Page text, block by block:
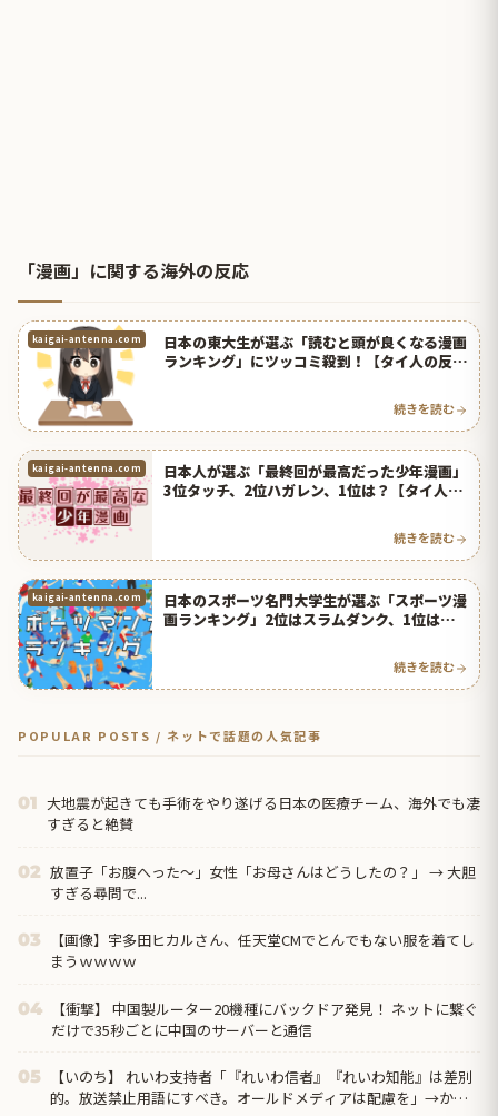
「漫画」に関する海外の反応
kaigai-antenna.com
日本の東大生が選ぶ「読むと頭が良くなる漫画
ランキング」にツッコミ殺到！【タイ人の反
続きを読む
kaigai-antenna.com
日本人が選ぶ「最終回が最高だった少年漫画」
3位タッチ、2位ハガレン、1位は？【タイ人の
続きを読む
kaigai-antenna.com
日本のスポーツ名門大学生が選ぶ「スポーツ漫
画ランキング」2位はスラムダンク、1位は？
続きを読む
POPULAR POSTS / ネットで話題の人気記事
01 大地震が起きても手術をやり遂げる日本の医療チーム、海外でも凄
すぎると絶賛
02 放置子「お腹へった～」女性「お母さんはどうしたの？」 → 大胆
すぎる尋問で...
03
【画像】宇多田ヒカルさん、任天堂CMでとんでもない服を着てし
まうｗｗｗｗ
04
【衝撃】 中国製ルーター20機種にバックドア発見！ ネットに繋ぐ
だけで35秒ごとに中国のサーバーと通信
05
【いのち】 れいわ支持者「『れいわ信者』『れいわ知能』は差別
的。放送禁止用語にすべき。オールドメディアは配慮を」→かわ